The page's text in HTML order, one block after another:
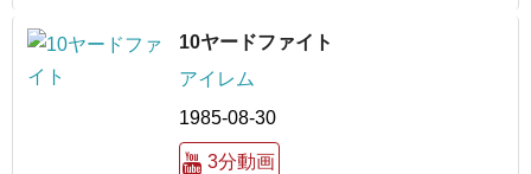
10ヤードファイト
アイレム
1985-08-30
3分動画